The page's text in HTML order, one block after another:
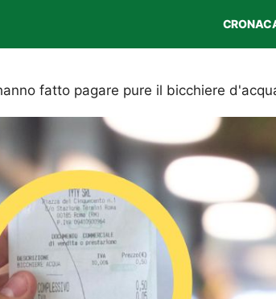
fatto pagare pure il bicchiere